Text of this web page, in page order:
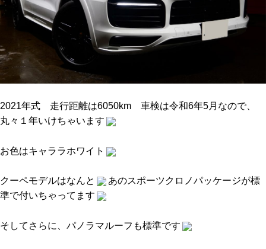
2021年式 走行距離は6050km 車検は令和6年5月なので、
丸々１年いけちゃいます
お色はキャララホワイト
クーペモデルはなんと
あのスポーツクロノパッケージが標
準で付いちゃってます
そしてさらに、パノラマルーフも標準です